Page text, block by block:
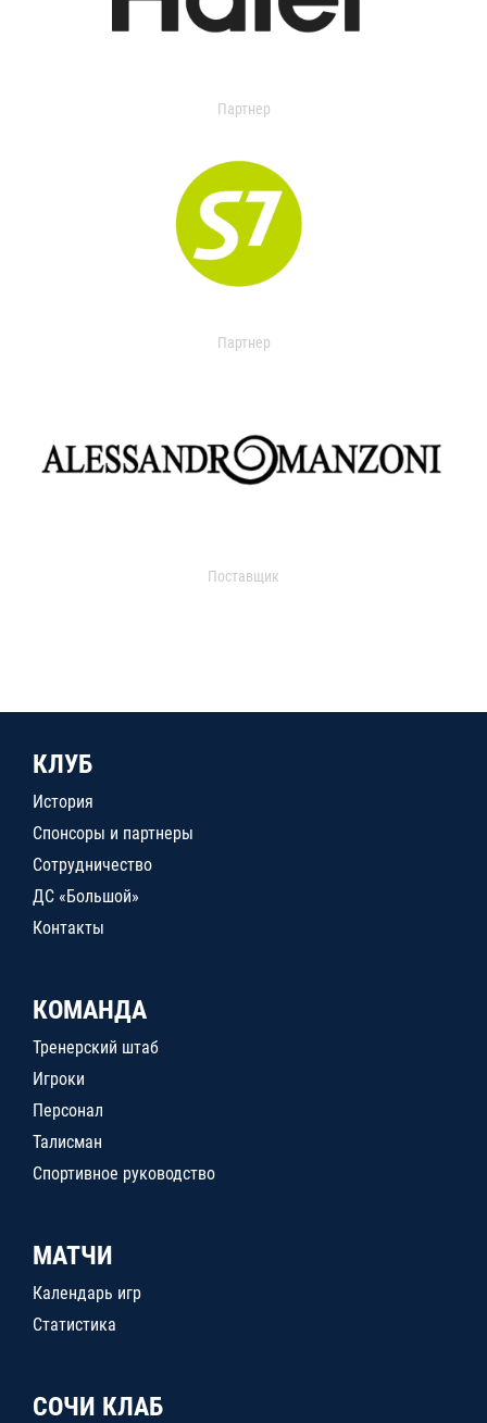
Партнер
Партнер
Поставщик
КЛУБ
История
Спонсоры и партнеры
Сотрудничество
ДС «Большой»
Контакты
КОМАНДА
Тренерский штаб
Игроки
Персонал
Талисман
Спортивное руководство
МАТЧИ
Календарь игр
Статистика
СОЧИ КЛАБ